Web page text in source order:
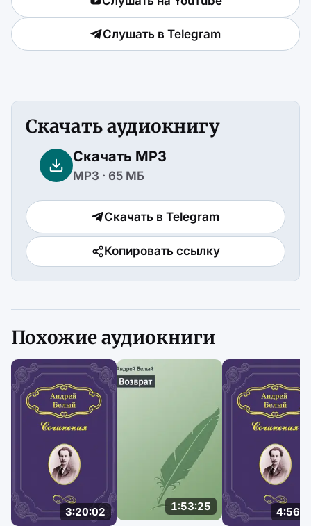
Слушать в Telegram
Скачать аудиокнигу
Скачать MP3
MP3 · 65 МБ
Скачать в Telegram
Копировать ссылку
Похожие аудиокниги
3:20:02 1:53:25